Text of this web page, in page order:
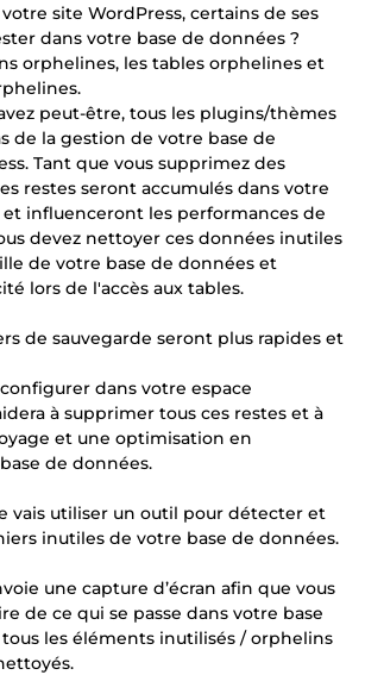
site WordPress, certains de ses
dans votre base de données ?
orphelines, les tables orphelines et
peut-être, tous les plugins/thèmes
de la gestion de votre base de
Tant que vous supprimez des
restes seront accumulés dans votre
et influenceront les performances de
devez nettoyer ces données inutiles
de votre base de données et
lors de l'accès aux tables.
de sauvegarde seront plus rapides et
configurer dans votre espace
à supprimer tous ces restes et à
et une optimisation en
de données.
vais utiliser un outil pour détecter et
inutiles de votre base de données.
une capture d’écran afin que vous
de ce qui se passe dans votre base
les éléments inutilisés / orphelins